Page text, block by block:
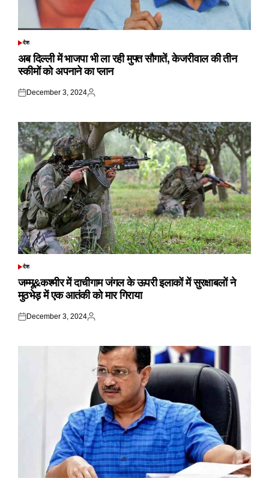
POSTED
देश
अब दिल्ली में भाजपा भी ला रही मुफ्त सौगातें, केजरीवाल की तीन
स्कीमों को अपनाने का प्लान
Posted
December 3, 2024
Posted
POSTED
देश
जम्मू&कश्मीर में दाचीगाम जंगल के ऊपरी इलाकों में सुरक्षाबलों ने
मुठभेड़ में एक आतंकी को मार गिराया
Posted
December 3, 2024
Posted